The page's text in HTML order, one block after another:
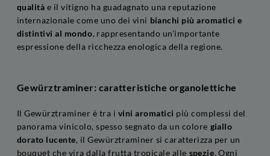
qualità e il vitigno ha guadagnato una reputazione
internazionale come uno dei vini bianchi più aromatici e
distintivi al mondo, rappresentando un'importante
espressione della ricchezza enologica della regione.
Gewürztraminer: caratteristiche organolettiche
Il Gewürztraminer è tra i vini aromatici più complessi del
panorama vinicolo, spesso segnato da un colore giallo
dorato lucente, il Gewürztraminer si caratterizza per un
bouquet che vira dalla frutta tropicale alle spezie. Ogni